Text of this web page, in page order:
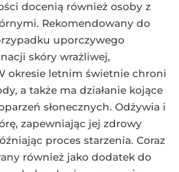
docenią również osoby z
Rekomendowany do
uporczywego
skóry wrażliwej,
okresie letnim świetnie chroni
a także ma działanie kojące
słonecznych. Odżywia i
zapewniając jej zdrowy
proces starzenia. Coraz
również jako dodatek do